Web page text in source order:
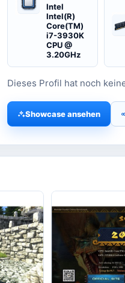
Intel
Intel(R)
Core(TM)
i7-3930K
CPU @
3.20GHz
Dieses Profil hat noch
Showcase ansehen